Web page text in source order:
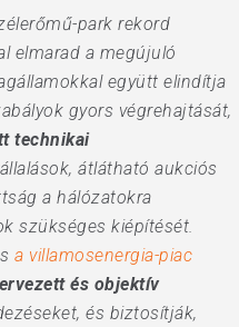
park rekord
elmarad a megújuló
együtt elindítja
gyors végrehajtását,
technikai
átlátható aukciós
a hálózatokra
szükséges kiépítését.
a villamosenergia-piac
és objektív
és biztosítják,